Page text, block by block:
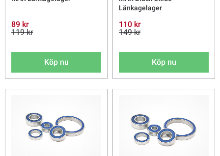
89 kr
119 kr
Köp nu
Länkagelager
110 kr
149 kr
Köp nu